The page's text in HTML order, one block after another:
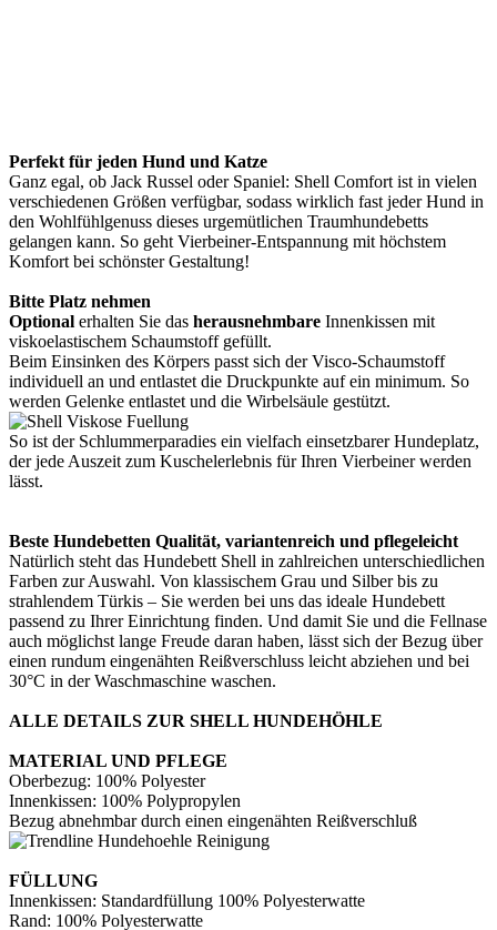
Perfekt für jeden Hund und Katze
Ganz egal, ob Jack Russel oder Spaniel: Shell Comfort ist in vielen
verschiedenen Größen verfügbar, sodass wirklich fast jeder Hund in
den Wohlfühlgenuss dieses urgemütlichen Traumhundebetts
gelangen kann. So geht Vierbeiner-Entspannung mit höchstem
Komfort bei schönster Gestaltung!
Bitte Platz nehmen
Optional erhalten Sie das herausnehmbare Innenkissen mit
viskoelastischem Schaumstoff gefüllt.
Beim Einsinken des Körpers passt sich der Visco-Schaumstoff
individuell an und entlastet die Druckpunkte auf ein minimum. So
werden Gelenke entlastet und die Wirbelsäule gestützt.
So ist der Schlummerparadies ein vielfach einsetzbarer Hundeplatz,
der jede Auszeit zum Kuschelerlebnis für Ihren Vierbeiner werden
lässt.
Beste Hundebetten Qualität, variantenreich und pflegeleicht
Natürlich steht das Hundebett Shell in zahlreichen unterschiedlichen
Farben zur Auswahl. Von klassischem Grau und Silber bis zu
strahlendem Türkis – Sie werden bei uns das ideale Hundebett
passend zu Ihrer Einrichtung finden. Und damit Sie und die Fellnase
auch möglichst lange Freude daran haben, lässt sich der Bezug über
einen rundum eingenähten Reißverschluss leicht abziehen und bei
30°C in der Waschmaschine waschen.
ALLE DETAILS ZUR SHELL HUNDEHÖHLE
MATERIAL UND PFLEGE
Oberbezug: 100% Polyester
Innenkissen: 100% Polypropylen
Bezug abnehmbar durch einen eingenähten Reißverschluß
FÜLLUNG
Innenkissen: Standardfüllung 100% Polyesterwatte
Rand: 100% Polyesterwatte